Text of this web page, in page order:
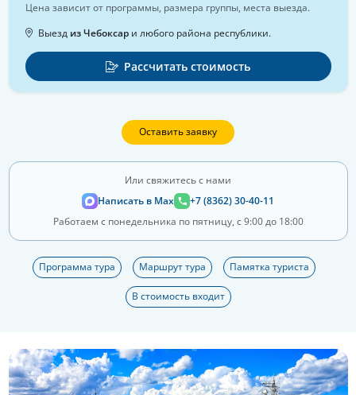
Оставить заявку
Или свяжитесь с нами
Написать в Max
+7 (8362) 30-40-11
Работаем с понедельника по пятницу, с 9:00 до 18:00
Программа тура Маршрут тура Памятка туриста
В стоимость входит
Цена зависит от программы, размера группы, места выезда.
Выезд из Чебоксари любого района республики.
Рассчитать стоимость